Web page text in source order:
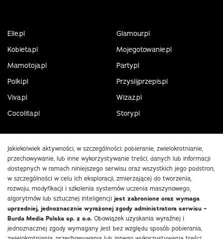
Elle.pl
Glamour.pl
Kobieta.pl
Mojegotowanie.pl
Mamotoja.pl
Party.pl
Polki.pl
Przyslijprzepis.pl
Viva.pl
Wizaz.pl
Cocolita.pl
Story.pl
Jakiekolwiek aktywności, w szczególności: pobieranie, zwielokrotnianie,
przechowywanie, lub inne wykorzystywanie treści, danych lub informacji
dostępnych w ramach niniejszego serwisu oraz wszystkich jego podstron,
w szczególności w celu ich eksploracji, zmierzającej do tworzenia,
rozwoju, modyfikacji i szkolenia systemów uczenia maszynowego,
algorytmów lub sztucznej inteligencji jest zabronione oraz wymaga
uprzedniej, jednoznacznie wyrażonej zgody administratora serwisu –
Burda Media Polska sp. z o.o. Obowiązek uzyskania wyraźnej i
jednoznacznej zgody wymagany jest bez względu sposób pobierania,